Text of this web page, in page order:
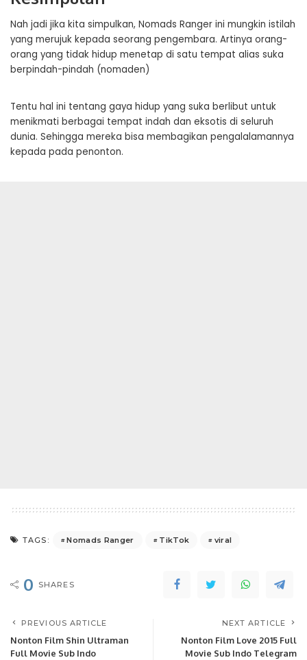
Nah jadi jika kita simpulkan, Nomads Ranger ini mungkin istilah
yang merujuk kepada seorang pengembara. Artinya orang-
orang yang tidak hidup menetap di satu tempat alias suka
berpindah-pindah (nomaden)
Tentu hal ini tentang gaya hidup yang suka berlibut untuk
menikmati berbagai tempat indah dan eksotis di seluruh
dunia. Sehingga mereka bisa membagikan pengalalamannya
kepada pada penonton.
TAGS: Nomads Ranger TikTok viral
0 SHARES
PREVIOUS ARTICLE
Nonton Film Shin Ultraman
Full Movie Sub Indo
NEXT ARTICLE
Nonton Film Love 2015 Full
Movie Sub Indo Telegram